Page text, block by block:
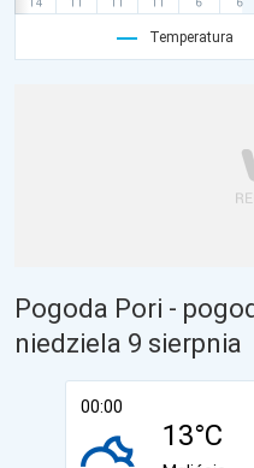
Temperatura
Pogoda Pori -
niedziela 9 sierpnia
00:00
13°C